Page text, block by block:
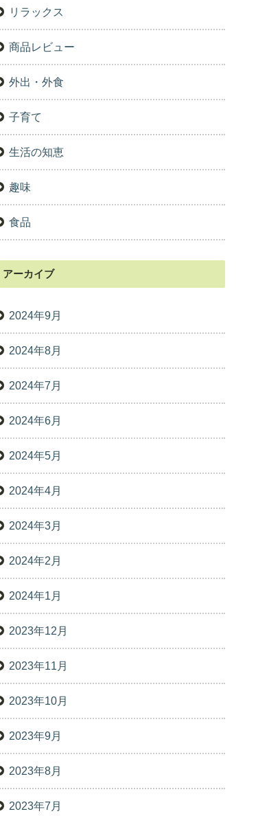
リラックス
商品レビュー
外出・外食
子育て
生活の知恵
趣味
食品
アーカイブ
2024年9月
2024年8月
2024年7月
2024年6月
2024年5月
2024年4月
2024年3月
2024年2月
2024年1月
2023年12月
2023年11月
2023年10月
2023年9月
2023年8月
2023年7月